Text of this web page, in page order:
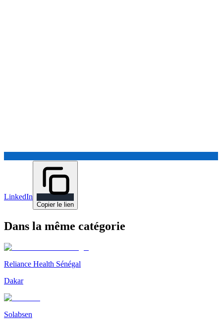
LinkedIn
Copier le lien
Dans la même catégorie
Reliance Health Sénégal
Dakar
Solabsen